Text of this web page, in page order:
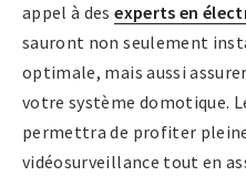
appel à desexperts en
sauront non seulement
optimale, mais aussi
votre système domotique.
permettra de profiter
vidéosurveillance tout en